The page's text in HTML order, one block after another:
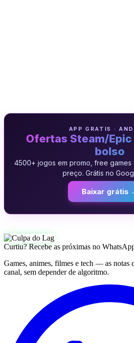
APP GRATIS ·
Ofertas Steam/
bolso
4500+ jogos em promo, free games
preço. Grátis no
Baixar grátis
Curtiu? Recebe as próximas no
Games, animes, filmes e tech — as notas
canal, sem depender de algoritmo.